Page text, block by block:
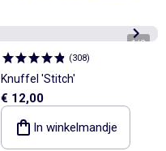
1/2
(308)
Knuffel 'Stitch'
€ 12,00
In winkelmandje